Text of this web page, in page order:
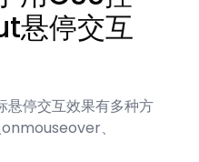
悬停交互
悬停交互效果有多种方
、